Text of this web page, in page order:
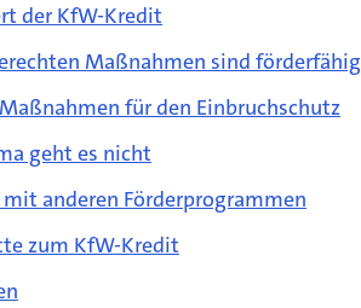
der KfW-Kredit
Maßnahmen sind förderfähig
für den Einbruchschutz
geht es nicht
anderen Förderprogrammen
zum KfW-Kredit